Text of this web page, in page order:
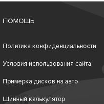
ПОМОЩЬ
Политика конфиденциальности
Условия использования сайта
Примерка дисков на авто
Шинный калькулятор